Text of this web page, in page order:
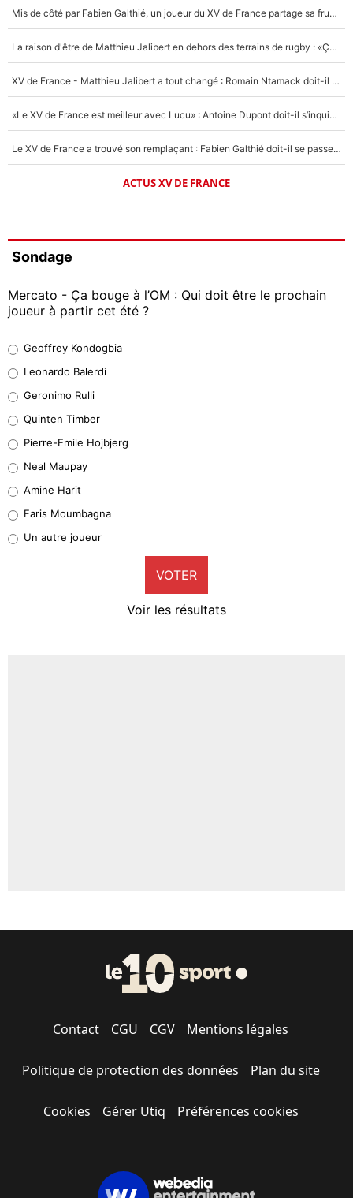
Mis de côté par Fabien Galthié, un joueur du XV de France partage sa frustration : «ils ne me l’ont pas dit tout de suite»
La raison d'être de Matthieu Jalibert en dehors des terrains de rugby : «Ça m'atteint autant que si tu touches à un membre de ma famille»
XV de France - Matthieu Jalibert a tout changé : Romain Ntamack doit-il s’inquiéter pour sa place à un an de la Coupe du monde ?
«Le XV de France est meilleur avec Lucu» : Antoine Dupont doit-il s’inquiéter pour sa place ?
Le XV de France a trouvé son remplaçant : Fabien Galthié doit-il se passer d'Antoine Dupont ?
ACTUS XV DE FRANCE
Sondage
Mercato - Ça bouge à l’OM : Qui doit être le prochain
joueur à partir cet été ?
37%
32%
5%
1%
9%
Geoffrey Kondogbia
Leonardo Balerdi
Geronimo Rulli
Quinten Timber
Pierre-Emile Hojbjerg
Neal Maupay
Amine Harit
Faris Moumbagna
Un autre joueur
VOTER
Voir les résultats
Contact CGU CGV Mentions légales
Politique de protection des données Plan du site
Cookies Gérer Utiq Préférences cookies